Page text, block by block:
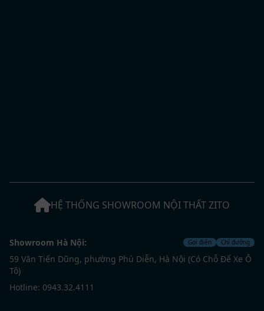
HỆ THỐNG SHOWROOM NỘI THẤT ZITO
Showroom Hà Nội: Gọi điện Chỉ đường
59 Văn Tiến Dũng, phường Phú Diễn, Hà Nội (Có Chỗ Để Xe Ô
Tô)
Hotline: 0943.32.4111